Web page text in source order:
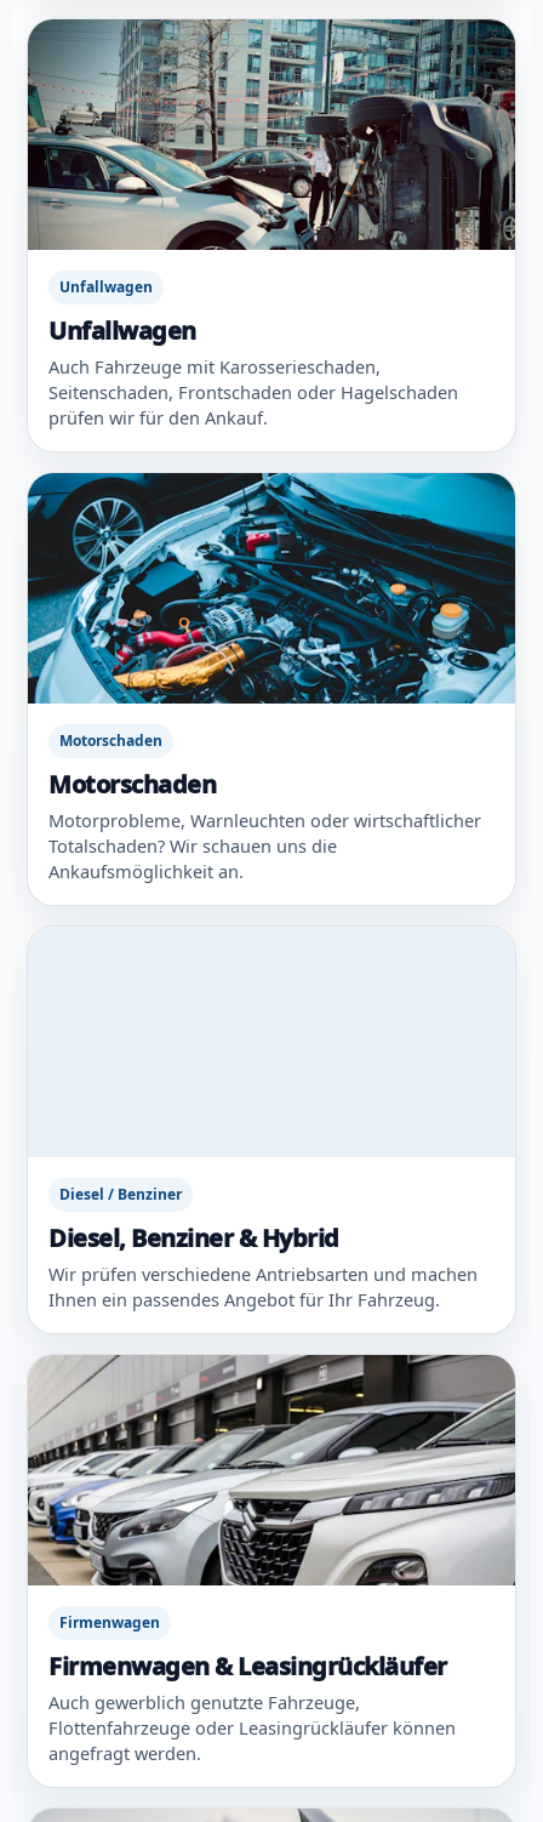
Unfallwagen
Unfallwagen
Auch Fahrzeuge mit Karosserieschaden,
Seitenschaden, Frontschaden oder Hagelschaden
prüfen wir für den Ankauf.
Motorschaden
Motorschaden
Motorprobleme, Warnleuchten oder wirtschaftlicher
Totalschaden? Wir schauen uns die
Ankaufsmöglichkeit an.
Diesel / Benziner
Diesel, Benziner & Hybrid
Wir prüfen verschiedene Antriebsarten und machen
Ihnen ein passendes Angebot für Ihr Fahrzeug.
Firmenwagen
Firmenwagen & Leasingrückläufer
Auch gewerblich genutzte Fahrzeuge,
Flottenfahrzeuge oder Leasingrückläufer können
angefragt werden.